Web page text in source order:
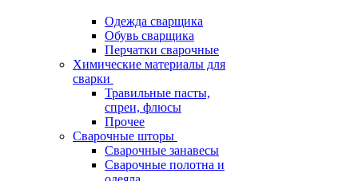
Одежда сварщика
Обувь сварщика
Перчатки сварочные
Химические материалы для
сварки
Травильные пасты,
спреи, флюсы
Прочее
Сварочные шторы
Сварочные занавесы
Сварочные полотна и